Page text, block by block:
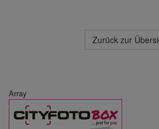
Zurück zur
Array